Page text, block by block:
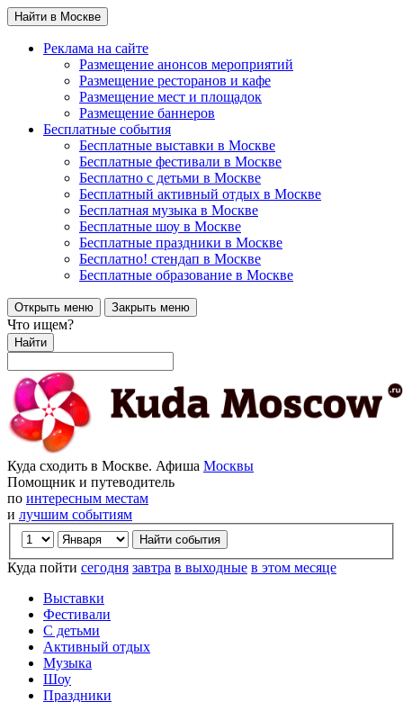
Найти в Москве
Реклама на сайте
Размещение анонсов мероприятий
Размещение ресторанов и кафе
Размещение мест и площадок
Размещение баннеров
Бесплатные события
Бесплатные выставки в Москве
Бесплатные фестивали в Москве
Бесплатно с детьми в Москве
Бесплатный активный отдых в Москве
Бесплатная музыка в Москве
Бесплатные шоу в Москве
Бесплатные праздники в Москве
Бесплатно! стендап в Москве
Бесплатные образование в Москве
Открыть меню Закрыть меню
Что ищем?
Найти
Куда сходить в Москве. Афиша Москвы
Помощник и путеводитель
по интересным местам
и лучшим событиям
Куда пойти сегодня завтра в выходные в этом месяце
Выставки
Фестивали
С детьми
Активный отдых
Музыка
Шоу
Праздники